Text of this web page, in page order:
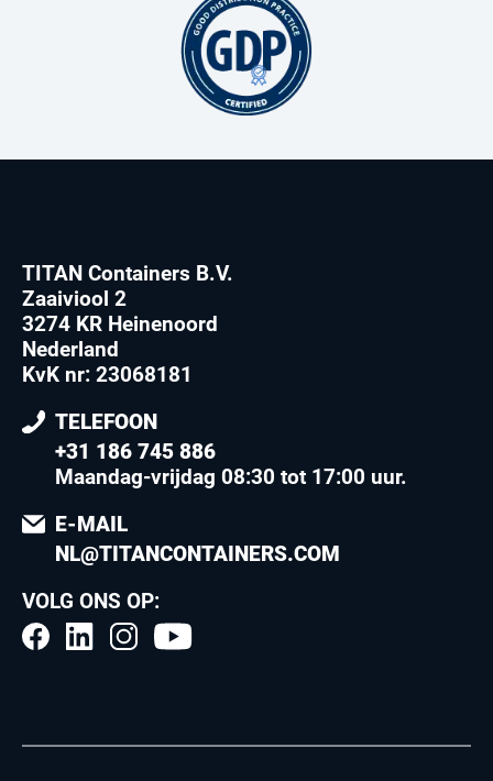
TITAN Containers B.V.
Zaaiviool 2
3274 KR Heinenoord
Nederland
KvK nr: 23068181
TELEFOON
+31 186 745 886
Maandag-vrijdag 08:30 tot 17:00 uur.
E-MAIL
NL@TITANCONTAINERS.COM
VOLG ONS OP: